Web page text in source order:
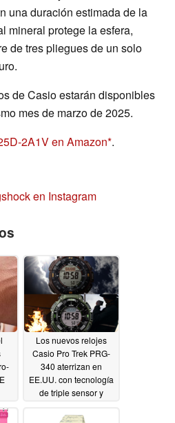
una duración estimada de la
mineral protege la esfera,
de tres pliegues de un solo
de Casio estarán disponibles
mes de marzo de 2025.
2A1V en Amazon .
en Instagram
Los nuevos relojes
Casio Pro Trek PRG-
340 aterrizan en
EE.UU. con tecnología
de triple sensor y